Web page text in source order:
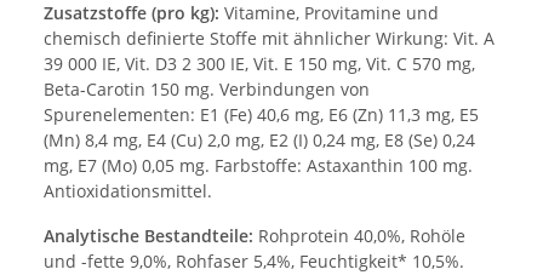
Zusatzstoffe (pro kg): Vitamine, Provitamine und
chemisch definierte Stoffe mit ähnlicher Wirkung: Vit. A
39 000 IE, Vit. D3 2 300 IE, Vit. E 150 mg, Vit. C 570 mg,
Beta-Carotin 150 mg. Verbindungen von
Spurenelementen: E1 (Fe) 40,6 mg, E6 (Zn) 11,3 mg, E5
(Mn) 8,4 mg, E4 (Cu) 2,0 mg, E2 (I) 0,24 mg, E8 (Se) 0,24
mg, E7 (Mo) 0,05 mg. Farbstoffe: Astaxanthin 100 mg.
Antioxidationsmittel.
Analytische Bestandteile: Rohprotein 40,0%, Rohöle
und -fette 9,0%, Rohfaser 5,4%, Feuchtigkeit* 10,5%.